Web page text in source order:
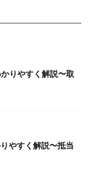
りやすく解説〜取
やすく解説〜抵当